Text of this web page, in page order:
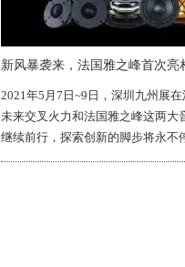
新风暴袭来，法国雅之峰首次亮
2021年5月7日~9日，深圳九州展
未来交叉火力和法国雅之峰这两大
继续前行，探索创新的脚步将永不